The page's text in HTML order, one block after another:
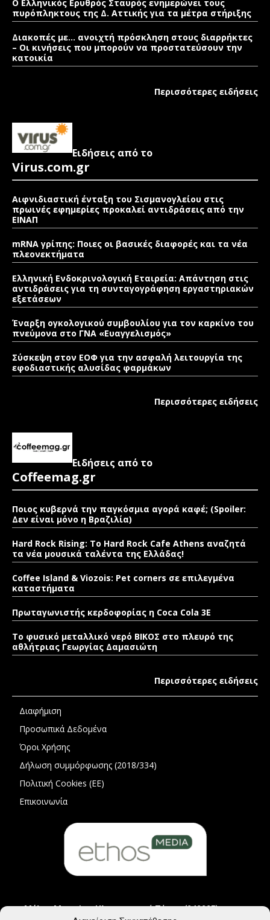
Ο Ελληνικός Ερυθρός Σταυρός ενημερώνει τους
πυρόπληκτους της Δ. Αττικής για τα μέτρα στήριξης
Διακοπές με… ανοιχτή πρόσκληση στους διαρρήκτες
– Οι κινήσεις που μπορούν να προστατεύσουν την
κατοικία
Περισσότερες ειδήσεις
Ειδήσεις από το
Virus.com.gr
Αιφνιδιαστική ένταξη του Σισμανογλείου στις
πρωινές εφημερίες προκαλεί αντιδράσεις από την
ΕΙΝΑΠ
mRNA γρίπης: Ποιες οι βασικές διαφορές και τα νέα
πλεονεκτήματα
Ελληνική Ενδοκρινολογική Εταιρεία: Απάντηση στις
αντιδράσεις για τη συνταγογράφηση εργαστηριακών
εξετάσεων
Έναρξη ογκολογικού συμβουλίου για τον καρκίνο του
πνεύμονα στο ΓΝΑ «Ευαγγελισμός»
Σύσκεψη στον ΕΟΦ για την ασφαλή λειτουργία της
εφοδιαστικής αλυσίδας φαρμάκων
Περισσότερες ειδήσεις
Ειδήσεις από το
Coffeemag.gr
Ποιος κυβερνά την παγκόσμια αγορά καφέ; (Spoiler:
Δεν είναι μόνο η Βραζιλία)
Hard Rock Rising: Το Hard Rock Cafe Athens αναζητά
τα νέα μουσικά ταλέντα της Ελλάδας!
Coffee Island & Viozois: Pet corners σε επιλεγμένα
καταστήματα
Πρωταγωνιστής κερδοφορίας η Coca Cola 3E
Το φυσικό μεταλλικό νερό ΒΙΚΟΣ στο πλευρό της
αθλήτριας Γεωργίας Δαμασιώτη
Περισσότερες ειδήσεις
Διαφήμιση
Προσωπικά Δεδομένα
Όροι Χρήσης
Δήλωση συμμόρφωσης (2018/334)
Πολιτική Cookies (ΕΕ)
Επικοινωνία
Μέλος Μητρώου Ηλεκτρονικού Τύπου (242225)